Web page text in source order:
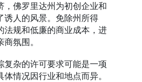
，佛罗里达州为初创企业和
诱人的风景。免除州所得
法规和低廉的商业成本，进
氛围。
复杂的许可要求可能是一项
情况因行业和地点而异。